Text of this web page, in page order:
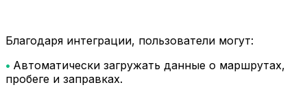
Благодаря интеграции, пользователи могут:
• Автоматически загружать данные о маршрутах,
пробеге и заправках.